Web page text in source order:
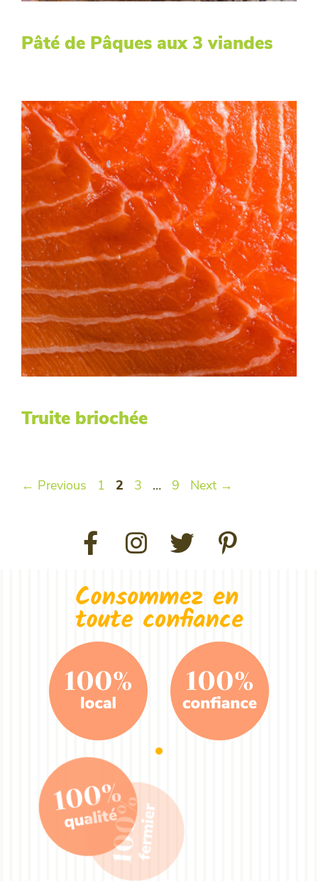
Pâté de Pâques aux 3 viandes
Truite briochée
← Previous 1 2 3 … 9 Next →